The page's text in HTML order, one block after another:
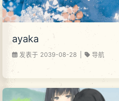
ayaka
发表于 2039-08-28 导航